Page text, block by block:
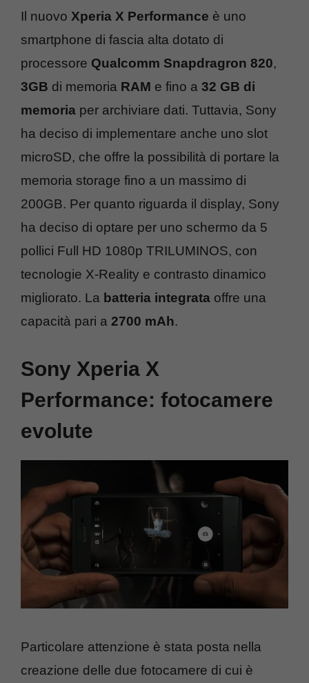
Il nuovo Xperia X Performance è uno
smartphone di fascia alta dotato di
processore Qualcomm Snapdragron 820,
3GB di memoria RAM e fino a 32 GB di
memoria per archiviare dati. Tuttavia, Sony
ha deciso di implementare anche uno slot
microSD, che offre la possibilità di portare la
memoria storage fino a un massimo di
200GB. Per quanto riguarda il display, Sony
ha deciso di optare per uno schermo da 5
pollici Full HD 1080p TRILUMINOS, con
tecnologie X-Reality e contrasto dinamico
migliorato. La batteria integrata offre una
capacità pari a 2700 mAh.
Sony Xperia X
Performance: fotocamere
evolute
Particolare attenzione è stata posta nella
creazione delle due fotocamere di cui è